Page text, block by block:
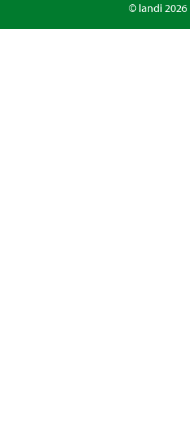
© landi 2026